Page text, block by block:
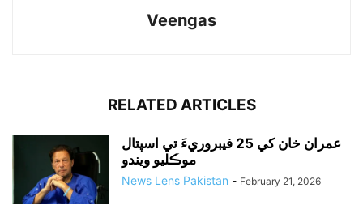
Veengas
RELATED ARTICLES
عمران خان کي 25 فيبروريءَ تي اسپتال
موڪليو ويندو
News Lens Pakistan - February 21, 2026